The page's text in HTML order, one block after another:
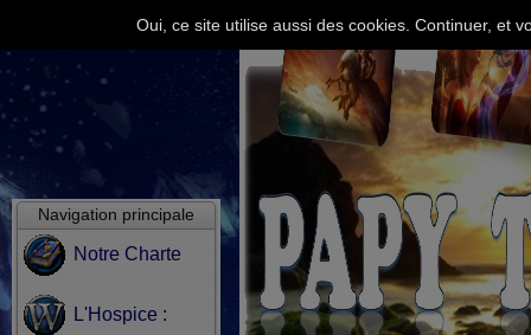
Navigation principale
Notre Charte
L'Hospice :
Oui, ce site utilise aussi des cookies. Continuer, et